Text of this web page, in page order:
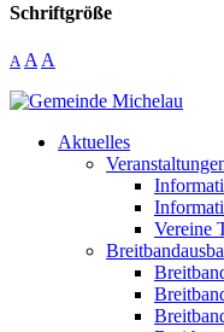
Schriftgröße
A A A
Aktuelles
Vereine